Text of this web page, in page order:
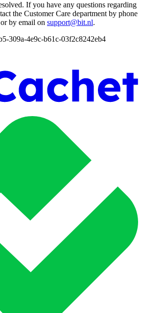
If you have any questions regarding
the Customer Care department by phone
by email on support@bit.nl.
309a-4e9c-b61c-03f2c8242eb4